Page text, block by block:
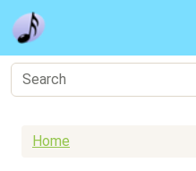
Skip to main content
Home